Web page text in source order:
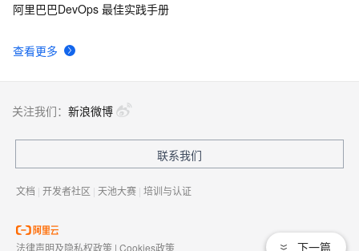
查看更多
阿里巴巴DevOps 最佳实践手册
下一篇
关注我们： 新浪微博
联系我们
文档 | 开发者社区 | 天池大赛 | 培训与认证
法律声明及隐私权政策 | Cookies政策